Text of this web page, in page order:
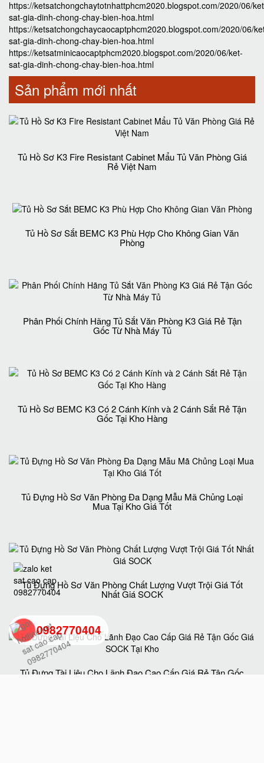
https://ketsatchongchaytotnhattphcm2020.blogspot.com/2020/06/
sat-gia-dinh-chong-chay-bien-hoa.html
https://ketsatchongchaycaocaptphcm2020.blogspot.com/2020/06/
sat-gia-dinh-chong-chay-bien-hoa.html
https://ketsatminicaocaptphcm2020.blogspot.com/2020/06/ket-
sat-gia-dinh-chong-chay-bien-hoa.html
Sản phẩm mới nhất
Tủ Hồ Sơ K3 Fire Resistant Cabinet Mẩu Tủ Văn Phòng Giá
Rẻ Việt Nam
Tủ Hồ Sơ Sắt BEMC K3 Phù Hợp Cho Không Gian Văn
Phòng
Phân Phối Chính Hãng Tủ Sắt Văn Phòng K3 Giá Rẻ Tận
Gốc Từ Nhà Máy Tủ
Tủ Hồ Sơ BEMC K3 Có 2 Cánh Kính và 2 Cánh Sắt Rẻ Tận
Gốc Tại Kho Hàng
Tủ Đựng Hồ Sơ Văn Phòng Đa Dạng Mẫu Mã Chủng Loại
Mua Tại Kho Giá Tốt
Tủ Đựng Hồ Sơ Văn Phòng Chất Lượng Vượt Trội Giá Tốt
Nhất Giá SOCK
Tủ Đựng Tài Liệu Cho Lãnh Đạo Cao Cấp Giá Rẻ Tận Gốc
0982770404
back